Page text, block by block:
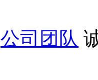
公司团队